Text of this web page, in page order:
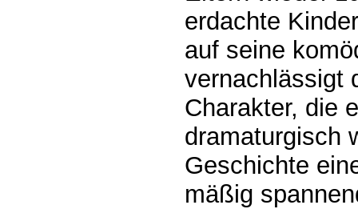
erdachte
auf seine
vernachlässigt
Charakter, die
dramaturgisch
Geschichte
mäßig